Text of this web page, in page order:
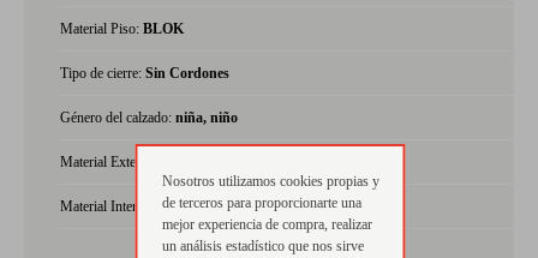
Material Piso: BLOK
Tipo de cierre: Sin Cordones
Género del calzado: niña, niño
Material Exterior:
Material Interior: textil
Nosotros utilizamos cookies propias y
de terceros para proporcionarte una
mejor experiencia de compra, realizar
un análisis estadístico que nos sirve